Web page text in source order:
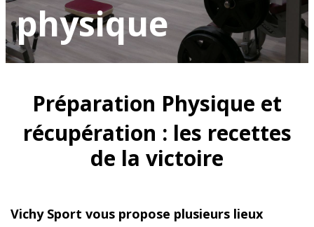
physique
Préparation Physique et
récupération : les recettes
de la victoire
Vichy Sport vous propose plusieurs lieux